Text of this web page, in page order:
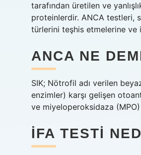
tarafından üretilen ve
proteinlerdir. ANCA testleri,
türlerini teşhis etmelerine ve
ANCA NE
SIK; Nötrofil adı verilen
enzimler) karşı gelişen
ve miyeloperoksidaza (MPO)
İFA TESTI